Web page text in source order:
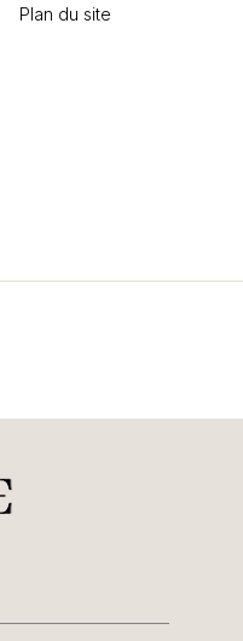
Plan du site